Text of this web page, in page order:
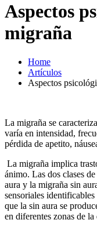
Aspectos
migraña
Home
Artículos
Aspectos
La migraña se
varía en intensidad,
pérdida de apetito,
La migraña implica
ánimo. Las dos clases
aura y la migraña sin
sensoriales
que la sin aura se
en diferentes zonas de la